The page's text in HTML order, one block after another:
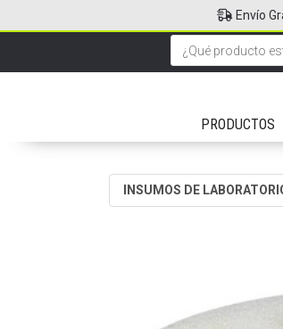
PRODUCTOS
Envío
INSUMOS DE